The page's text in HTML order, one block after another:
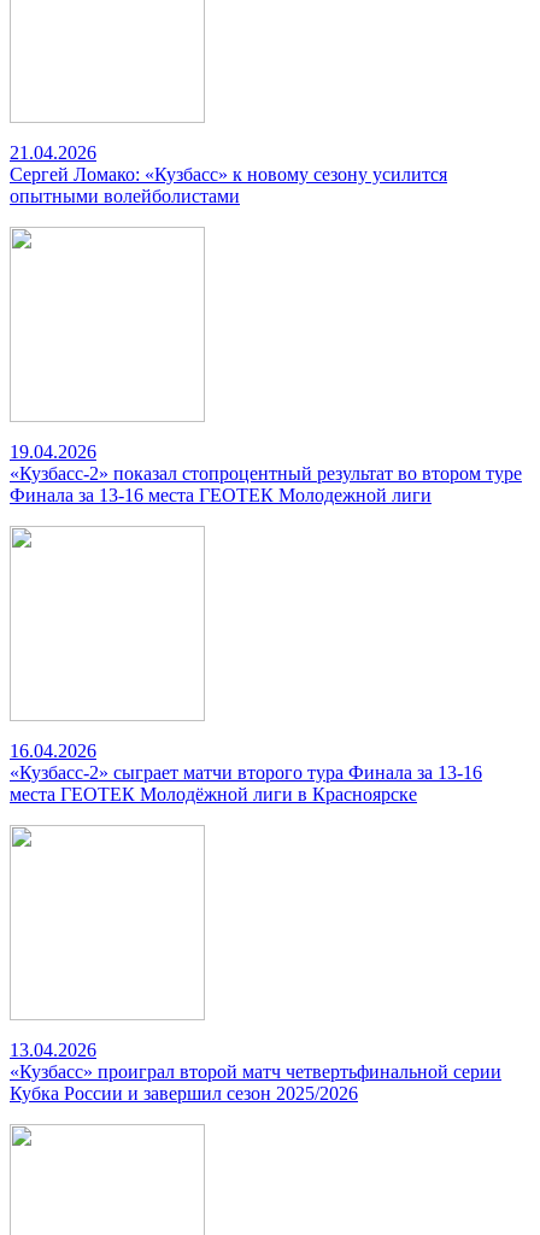
21.04.2026
Сергей Ломако: «Кузбасс» к новому сезону усилится
опытными волейболистами
19.04.2026
«Кузбасс-2» показал стопроцентный результат во втором туре
Финала за 13-16 места ГЕОТЕК Молодежной лиги
16.04.2026
«Кузбасс-2» сыграет матчи второго тура Финала за 13-16
места ГЕОТЕК Молодёжной лиги в Красноярске
13.04.2026
«Кузбасс» проиграл второй матч четвертьфинальной серии
Кубка России и завершил сезон 2025/2026